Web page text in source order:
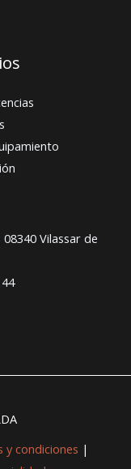
Vilassar de
y condiciones |